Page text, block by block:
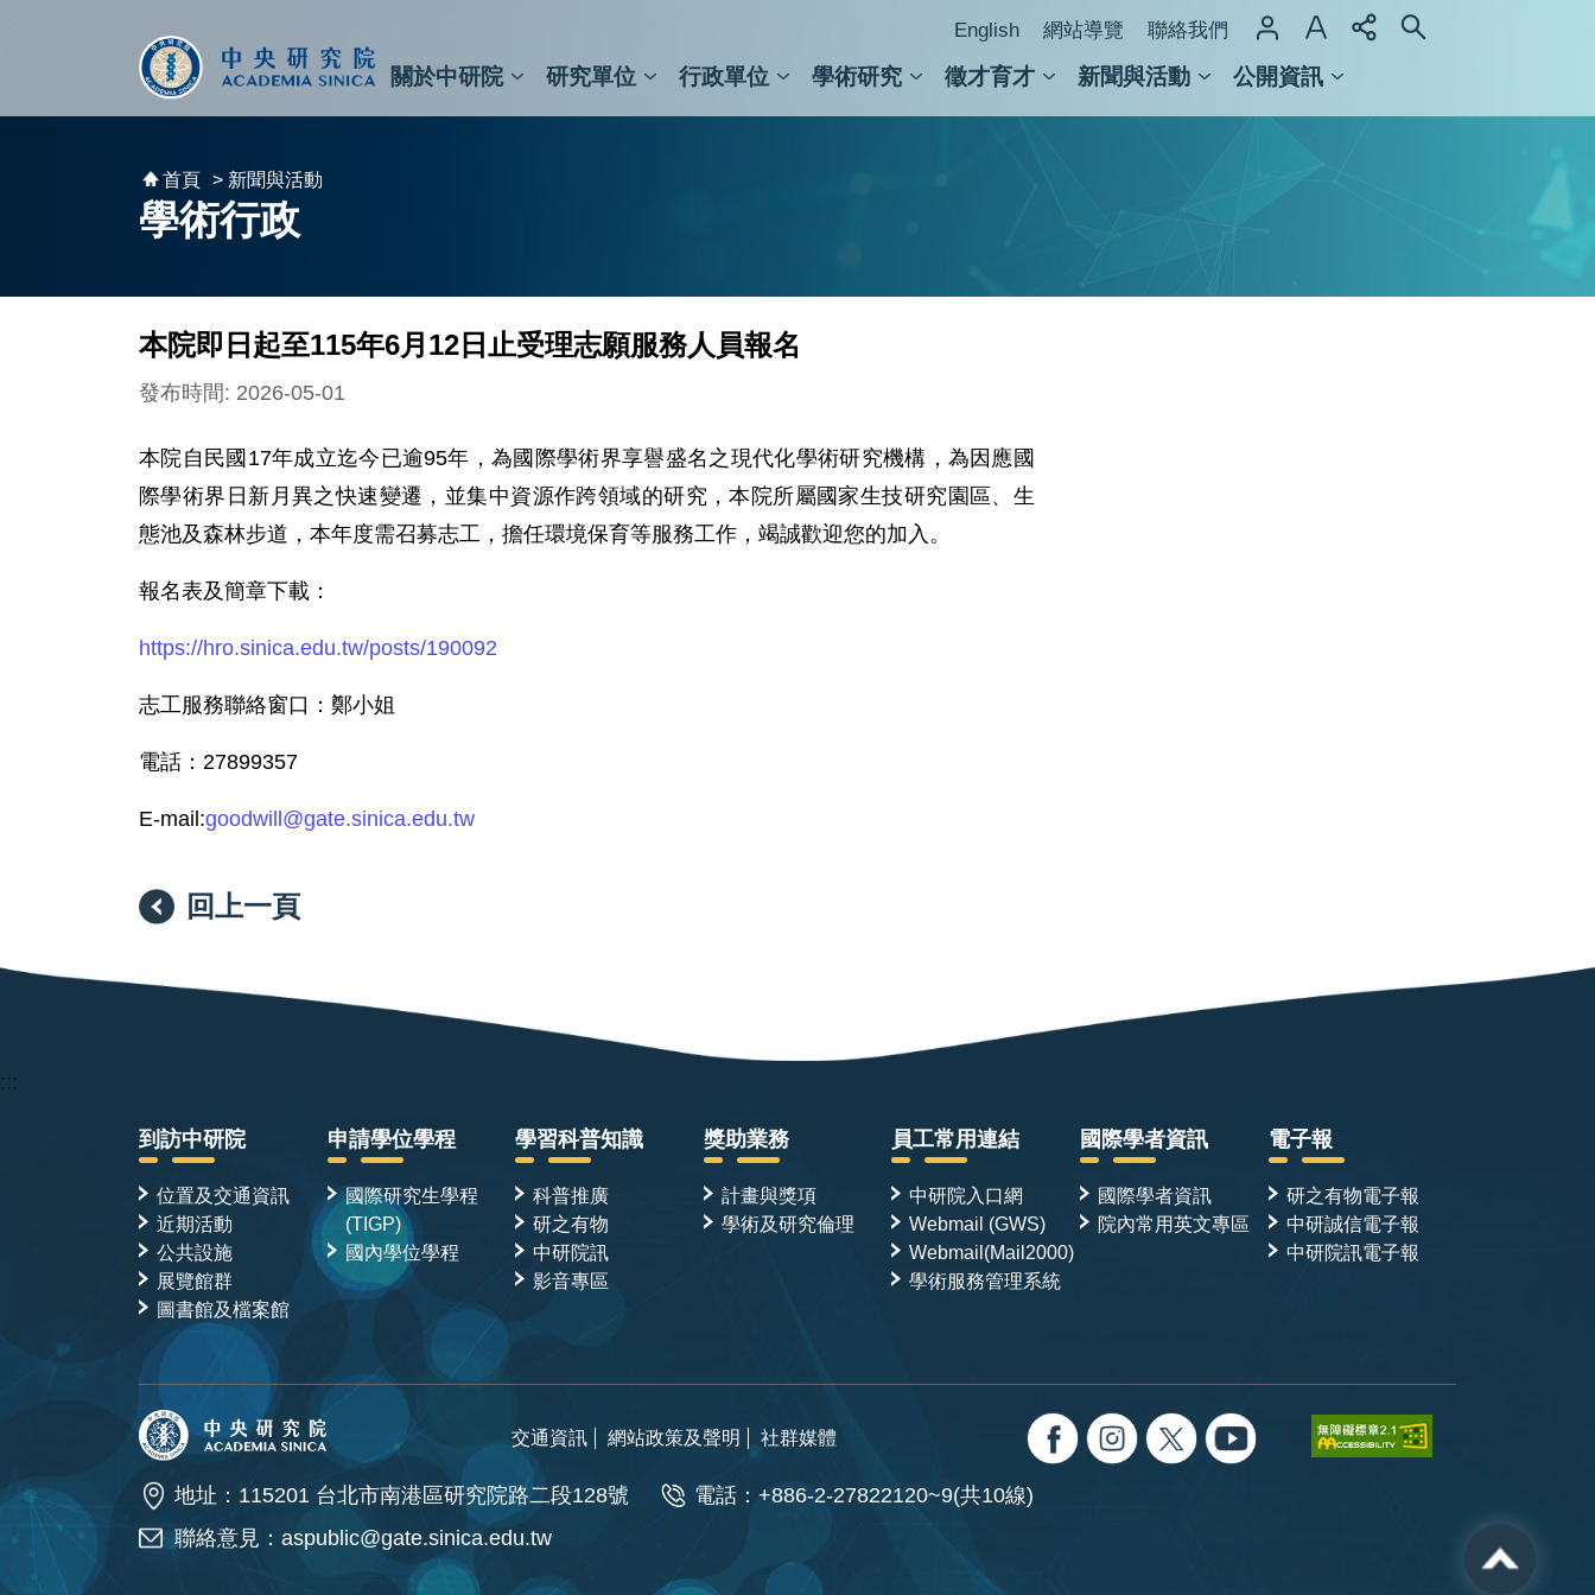
English 網站導覽 聯絡我們
關於中研院 研究單位 行政單位 學術研究 徵才育才 新聞與活動 公開資訊
首頁 > 新聞與活動
學術行政
本院即日起至115年6月12日止受理志願服務人員報名
發布時間: 2026-05-01
本院自民國17年成立迄今已逾95年，為國際學術界享譽盛名之現代化學術研究機構，為因應國
際學術界日新月異之快速變遷，並集中資源作跨領域的研究，本院所屬國家生技研究園區、生
態池及森林步道，本年度需召募志工，擔任環境保育等服務工作，竭誠歡迎您的加入。
報名表及簡章下載：
https://hro.sinica.edu.tw/posts/190092
志工服務聯絡窗口：鄭小姐
電話：27899357
E-mail:goodwill@gate.sinica.edu.tw
回上一頁
:::
到訪中研院
位置及交通資訊
近期活動
公共設施
展覽館群
圖書館及檔案館
申請學位學程
國際研究生學程
(TIGP)
國內學位學程
學習科普知識
科普推廣
研之有物
中研院訊
影音專區
獎助業務
計畫與獎項
學術及研究倫理
員工常用連結
中研院入口網
Webmail (GWS)
Webmail(Mail2000)
學術服務管理系統
國際學者資訊
國際學者資訊
院內常用英文專區
電子報
研之有物電子報
中研誠信電子報
中研院訊電子報
交通資訊 網站政策及聲明 社群媒體
地址：115201 台北市南港區研究院路二段128號
電話：+886-2-27822120~9(共10線)
聯絡意見： aspublic@gate.sinica.edu.tw